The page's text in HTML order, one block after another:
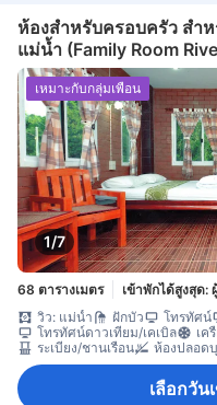
ห้องสำหรับครอบครัว สำ
แม่น้ำ (Family Room
1/7
เหมาะกับกลุ่มเพื่อน
68 ตารางเมตร เข้าพักได้สูงสุด:
วิว: แม่น้ำ
ฝักบัว โทรทัศน์
โทรทัศน์ดาวเทียม/เคเบิล
เค
ระเบียง/ชานเรือน
ห้องปลอด
เลือกวัน